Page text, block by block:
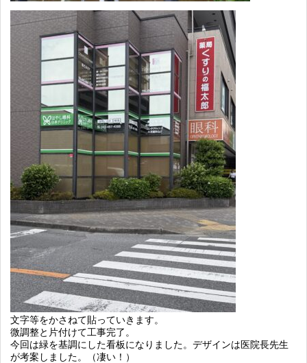
文字等をかさねて貼っていきます。
微調整と片付けて工事完了。
今回は緑を基調にした看板になりました。デザインは医院長先生
が考案しました。（凄い！）